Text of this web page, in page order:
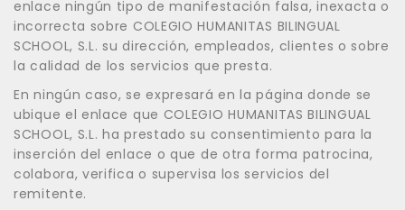
enlace ningún tipo de manifestación falsa, inexacta o
incorrecta sobre COLEGIO HUMANITAS BILINGUAL
SCHOOL, S.L. su dirección, empleados, clientes o sobre
la calidad de los servicios que presta.
En ningún caso, se expresará en la página donde se
ubique el enlace que COLEGIO HUMANITAS BILINGUAL
SCHOOL, S.L. ha prestado su consentimiento para la
inserción del enlace o que de otra forma patrocina,
colabora, verifica o supervisa los servicios del
remitente.